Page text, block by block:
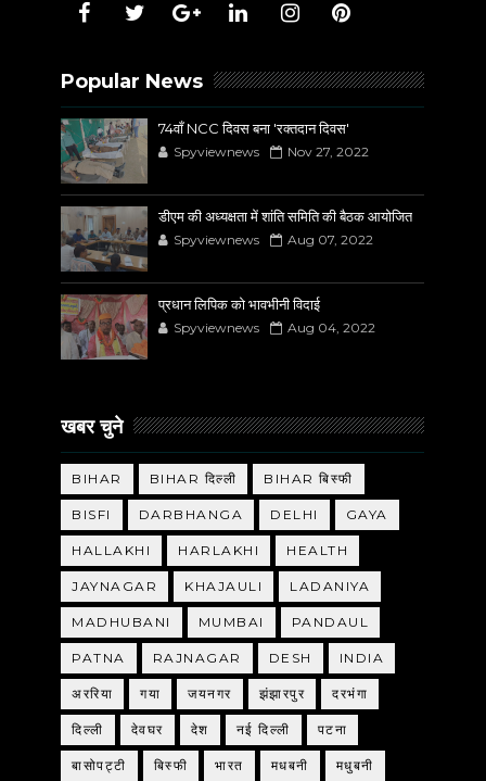
Popular News
74वाँ NCC दिवस बना 'रक्तदान दिवस'
Spyviewnews Nov 27, 2022
डीएम की अध्यक्षता में शांति समिति की बैठक आयोजित
Spyviewnews Aug 07, 2022
प्रधान लिपिक को भावभीनी विदाई
Spyviewnews Aug 04, 2022
खबर चुने
BIHAR BIHAR दिल्ली BIHAR बिस्फी
BISFI DARBHANGA DELHI GAYA
HALLAKHI HARLAKHI HEALTH
JAYNAGAR KHAJAULI LADANIYA
MADHUBANI MUMBAI PANDAUL
PATNA RAJNAGAR DESH INDIA
अररिया गया जयनगर झंझारपुर दरभंगा
दिल्ली देवघर देश नई दिल्ली पटना
बासोपट्टी बिस्फी भारत मधबनी मधुबनी